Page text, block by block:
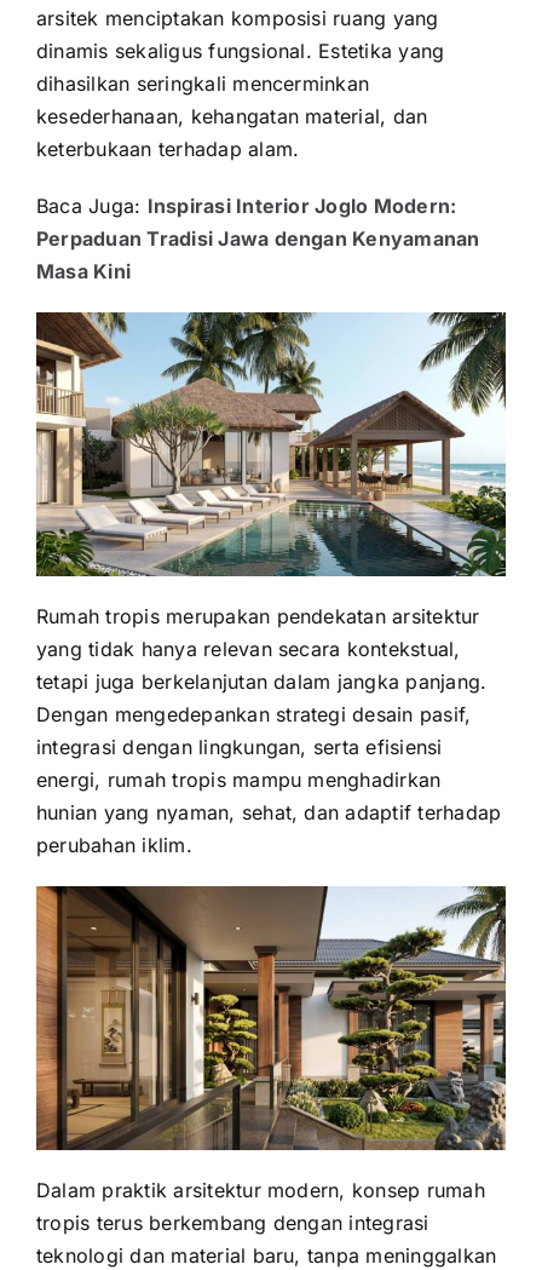
arsitek menciptakan komposisi ruang yang
dinamis sekaligus fungsional. Estetika yang
dihasilkan seringkali mencerminkan
kesederhanaan, kehangatan material, dan
keterbukaan terhadap alam.
Baca Juga: Inspirasi Interior Joglo Modern:
Perpaduan Tradisi Jawa dengan Kenyamanan
Masa Kini
Rumah tropis merupakan pendekatan arsitektur
yang tidak hanya relevan secara kontekstual,
tetapi juga berkelanjutan dalam jangka panjang.
Dengan mengedepankan strategi desain pasif,
integrasi dengan lingkungan, serta efisiensi
energi, rumah tropis mampu menghadirkan
hunian yang nyaman, sehat, dan adaptif terhadap
perubahan iklim.
Dalam praktik arsitektur modern, konsep rumah
tropis terus berkembang dengan integrasi
teknologi dan material baru, tanpa meninggalkan